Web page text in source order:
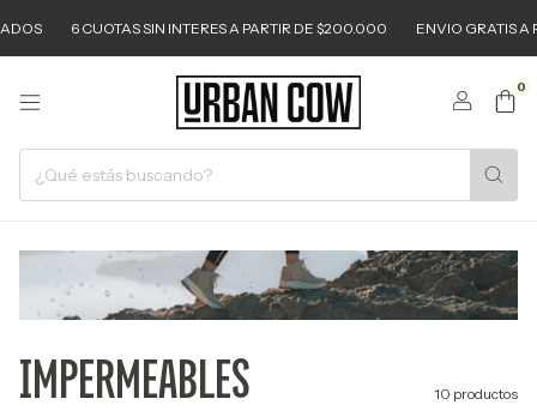
6 CUOTAS SIN INTERES A PARTIR DE $200.000 ENVIO GRATIS A
0
IMPERMEABLES
10 productos